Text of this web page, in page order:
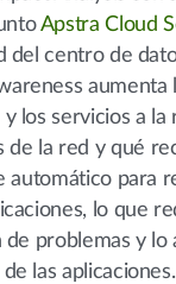
Apstra Cloud
del centro de
los servicios a
de la red y qué
automático para
lo que
problemas y lo
las aplicaciones.